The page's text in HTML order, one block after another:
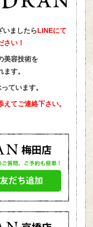
いましたら LINEにて
さい！
美容技術を
す。
ています。
えてご連絡下さい。